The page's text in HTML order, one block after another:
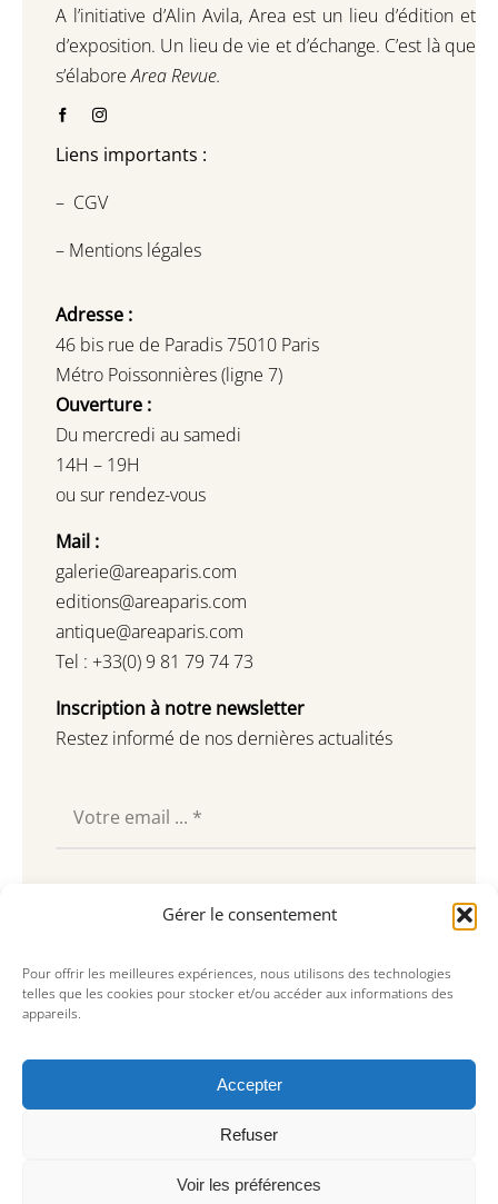
Gérer le consentement
Pour offrir les meilleures expériences, nous utilisons des technologies
telles que les cookies pour stocker et/ou accéder aux informations des
appareils.
Accepter
Refuser
Voir les préférences
A l’initiative d’Alin Avila, Area est un lieu d’édition et
d’exposition. Un lieu de vie et d’échange. C’est là que
s’élaboreArea Revue.
Liens importants :
– CGV
– Mentions légales
Adresse :
46 bis rue de Paradis 75010 Paris
Métro Poissonnières (ligne 7)
Ouverture :
Du mercredi au samedi
14H – 19H
ou sur rendez-vous
Mail :
galerie@areaparis.com
editions@areaparis.com
antique@areaparis.com
Tel : +33(0) 9 81 79 74 73
Inscription à notre newsletter
Restez informé de nos dernières actualités
Souscrire